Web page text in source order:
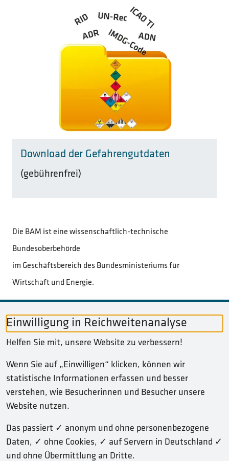
Einwilligung in Reichweitenanalyse
Helfen Sie mit, unsere Website zu verbessern!
Wenn Sie auf „Einwilligen“ klicken, können wir
statistische Informationen erfassen und besser
verstehen, wie Besucherinnen und Besucher unsere
Website nutzen.
Das passiert ✓ anonym und ohne personenbezogene
Daten, ✓ ohne Cookies, ✓ auf Servern in Deutschland ✓
und ohne Übermittlung an Dritte.
Download der Gefahrengutdaten
(gebührenfrei)
Die BAM ist eine wissenschaftlich-technische
Bundesoberbehörde
im Geschäftsbereich des Bundesministeriums für
Wirtschaft und Energie.
IMPRESSUM